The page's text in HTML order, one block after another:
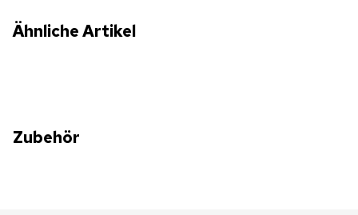
Ähnliche Artikel
Zubehör